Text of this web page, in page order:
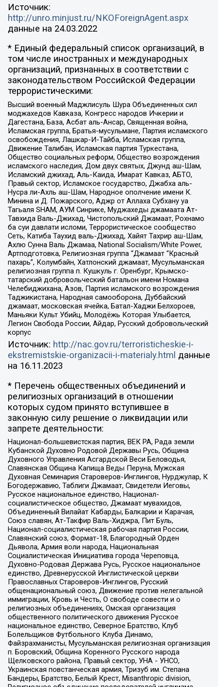
Источник:
http://unro.minjust.ru/NKOForeignAgent.aspx
данные на 24.03.2022
* Единый федеральный список организаций, в
том числе иностранных и международных
организаций, признанных в соответствии с
законодательством Российской Федерации
террористическими:
Высший военный Маджлисуль Шура Объединенных сил
моджахедов Кавказа, Конгресс народов Ичкерии и
Дагестана, База, Асбат аль-Ансар, Священная война,
Исламская группа, Братья-мусульмане, Партия исламского
освобождения, Лашкар-И-Тайба, Исламская группа,
Движение Талибан, Исламская партия Туркестана,
Общество социальных реформ, Общество возрождения
исламского наследия, Дом двух святых, Джунд аш-Шам,
Исламский джихад, Аль-Каида, Имарат Кавказ, АБТО,
Правый сектор, Исламское государство, Джабха аль-
Нусра ли-Ахль аш-Шам, Народное ополчение имени К.
Минина и Д. Пожарского, Аджр от Аллаха Субхану уа
Тагьаля SHAM, АУМ Синрике, Муджахеды джамаата Ат-
Тавхида Валь-Джихад, Чистопольский Джамаат, Рохнамо
ба суи давлати исломи, Террористическое сообщество
Сеть, Катиба Таухид валь-Джихад, Хайят Тахрир аш-Шам,
Ахлю Сунна Валь Джамаа, National Socialism/White Power,
Артподготовка, Религиозная группа “Джамаат “Красный
пахарь”, Колумбайн, Хатлонский джамаат, Мусульманская
религиозная группа п. Кушкуль г. Оренбург, Крымско-
татарский добровольческий батальон имени Номана
Челебиджихана, Азов, Партия исламского возрождения
Таджикистана, Народная самооборона, Дуббайский
джамаат, московская ячейка, Батал-Хаджи Белхороев,
Маньяки Культ Убийц, Молодёжь Которая Улыбается,
Легион Свобода России, Айдар, Русский добровольческий
корпус
Источник: http://nac.gov.ru/terroristicheskie-i-
ekstremistskie-organizacii-i-materialy.html данные
на 16.11.2023
* Перечень общественных объединений и
религиозных организаций в отношении
которых судом принято вступившее в
законную силу решение о ликвидации или
запрете деятельности:
Национал-большевистская партия, ВЕК РА, Рада земли
Кубанской Духовно Родовой Державы Русь, Община
Духовного Управления Асгардской Веси Беловодья,
Славянская Община Капища Веды Перуна, Мужская
Духовная Семинария Староверов-Инглингов, Нурджулар, К
Богодержавию, Таблиги Джамаат, Свидетели Иеговы,
Русское национальное единство, Национал-
социалистическое общество, Джамаат мувахидов,
Объединенный Вилайат Кабарды, Балкарии и Карачая,
Союз славян, Ат-Такфир Валь-Хиджра, Пит Буль,
Национал-социалистическая рабочая партия России,
Славянский союз, Формат-18, Благородный Орден
Дьявола, Армия воли народа, Национальная
Социалистическая Инициатива города Череповца,
Духовно-Родовая Держава Русь, Русское национальное
единство, Древнерусской Инглистической церкви
Православных Староверов-Инглингов, Русский
общенациональный союз, Движение против нелегальной
иммиграции, Кровь и Честь, О свободе совести и о
религиозных объединениях, Омская организация
общественного политического движения Русское
национальное единство, Северное Братство, Клуб
Болельщиков Футбольного Клуба Динамо,
Файзрахманисты, Мусульманская религиозная организация
п. Боровский, Община Коренного Русского народа
Щелковского района, Правый сектор, УНА - УНСО,
Украинская повстанческая армия, Тризуб им. Степана
Бандеры, Братство, Белый Крест, Misanthropic division,